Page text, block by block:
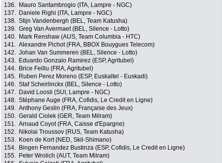
136.
Mauro Santambrogio (ITA, Lampre - NGC)
137.
Daniele Righi (ITA, Lampre - NGC)
138. Stijn Vandenbergh (BEL, Team Katusha)
139. Greg Van Avermaet (BEL, Silence - Lotto)
140.
Mark Renshaw (AUS, Team Columbia - HTC)
141. Alexandre Pichot (FRA, BBOX Bouygues Telecom)
142. Johan Van Summeren (BEL, Silence - Lotto)
143.
Eduardo Gonzalo Ramirez (ESP, Agritubel)
144.
Brice Feillu (FRA, Agritubel)
145.
Ruben Perez Moreno (ESP, Euskaltel - Euskadi)
146. Staf Scheirlinckx (BEL, Silence - Lotto)
147.
David Loosli (SUI, Lampre - NGC)
148. Stéphane Auge (FRA, Cofidis, Le Credit en Ligne)
149. Anthony Geslin (FRA, Française des Jeux)
150. Gerald Ciolek (GER, Team Milram)
151. Arnaud Coyot (FRA, Caisse d'Epargne)
152.
Nikolai Troussov (RUS, Team Katusha)
153.
Koen de Kort (NED, Skil-Shimano)
154.
Bingen Fernandez Bustinza (ESP, Cofidis, Le Credit en Ligne)
155.
Peter Wrolich (AUT, Team Milram)